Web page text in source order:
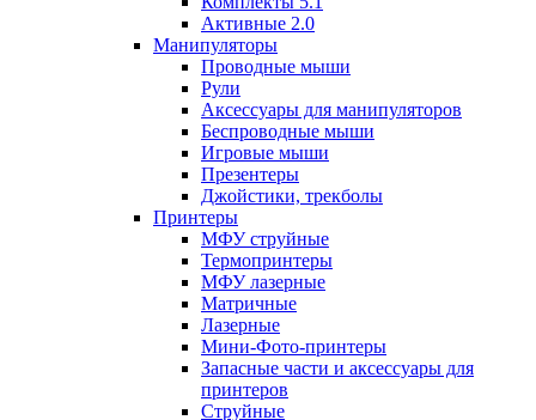
Активные 2.0
Манипуляторы
Проводные мыши
Рули
Аксессуары для манипуляторов
Беспроводные мыши
Игровые мыши
Презентеры
Джойстики, трекболы
Принтеры
МФУ струйные
Термопринтеры
МФУ лазерные
Матричные
Лазерные
Мини-Фото-принтеры
Запасные части и аксессуары для
принтеров
Струйные